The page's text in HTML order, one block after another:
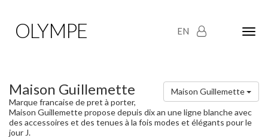
EN
OLYMPE
Maison Guillemette
Maison Guillemette
Marque francaise de pret à porter,
Maison Guillemette propose depuis dix an une ligne blanche avec
des accessoires et des tenues à la fois modes et élégants pour le
jour J.